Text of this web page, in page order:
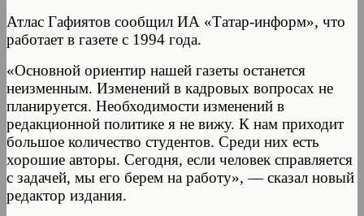
Атлас Гафиятов сообщил ИА «Татар-информ», что
работает в газете с 1994 года.
«Основной ориентир нашей газеты останется
неизменным. Изменений в кадровых вопросах не
планируется. Необходимости изменений в
редакционной политике я не вижу. К нам приходит
большое количество студентов. Среди них есть
хорошие авторы. Сегодня, если человек справляется
с задачей, мы его берем на работу», — сказал новый
редактор издания.